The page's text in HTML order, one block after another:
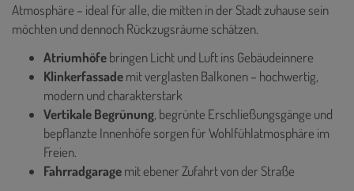
Atmosphäre – ideal für alle, die mitten in der Stadt zuhause sein
möchten und dennoch Rückzugsräume schätzen.
Atriumhöfebringen Licht und Luft ins Gebäudeinnere
Klinkerfassademit verglasten Balkonen – hochwertig,
modern und charakterstark
Vertikale Begrünung, begrünte Erschließungsgänge und
bepflanzte Innenhöfe sorgen für Wohlfühlatmosphäre im
Freien.
Fahrradgaragemit ebener Zufahrt von der Straße